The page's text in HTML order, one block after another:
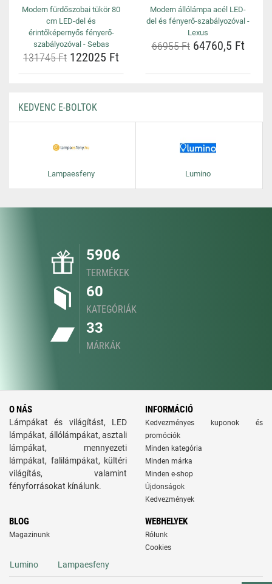
Modern fürdőszobai tükör 80
cm LED-del és
érintőképernyős fényerő-
szabályozóval - Sebas
131745 Ft 122025 Ft
Modern állólámpa acél LED-
del és fényerő-szabályozóval -
Lexus
66955 Ft64760,5 Ft
KEDVENC E-BOLTOK
Lampaesfeny Lumino
5906
TERMÉKEK
60
KATEGÓRIÁK
33
MÁRKÁK
O NÁS
Lámpákat és világítást, LED
lámpákat, állólámpákat, asztali
lámpákat, mennyezeti
lámpákat, falilámpákat, kültéri
világítás, valamint
fényforrásokat kínálunk.
INFORMÁCIÓ
Kedvezményes kuponok és
promóciók
Minden kategória
Minden márka
Minden e-shop
Újdonságok
Kedvezmények
BLOG
Magazinunk
WEBHELYEK
Rólunk
Cookies
Lumino Lampaesfeny